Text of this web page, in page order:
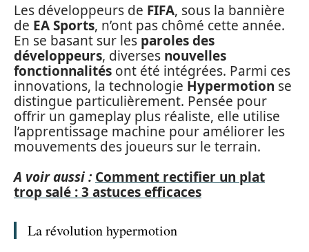
Les développeurs de FIFA, sous la bannière
de EA Sports, n’ont pas chômé cette année.
En se basant sur les paroles des
développeurs, diverses nouvelles
fonctionnalités ont été intégrées. Parmi ces
innovations, la technologie Hypermotion se
distingue particulièrement. Pensée pour
offrir un gameplay plus réaliste, elle utilise
l’apprentissage machine pour améliorer les
mouvements des joueurs sur le terrain.
A voir aussi : Comment rectifier un plat
trop salé : 3 astuces efficaces
La révolution hypermotion